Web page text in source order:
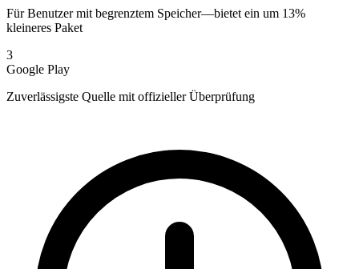
Für Benutzer mit begrenztem Speicher—bietet ein um 13%
kleineres Paket
3
Google Play
Zuverlässigste Quelle mit offizieller Überprüfung